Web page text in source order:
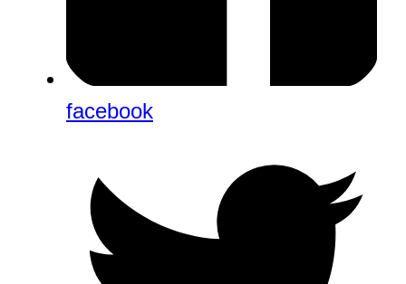
facebook